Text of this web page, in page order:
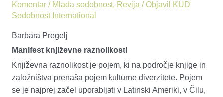
Komentar / Mlada sodobnost, Revija / Objavil
KUD
Sodobnost International
Barbara Pregelj
Manifest književne raznolikosti
Književna raznolikost je pojem, ki na področje knjige in
založništva prenaša pojem kulturne diverzitete. Pojem
se je najprej začel uporabljati v Latinski Ameriki, v Čilu,